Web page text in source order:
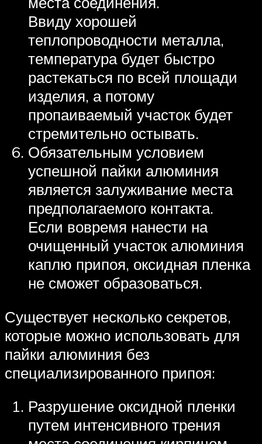
Ввиду хорошей
теплопроводности металла,
температура будет быстро
растекаться по всей площади
изделия, а потому
пропаиваемый участок будет
стремительно остывать.
Обязательным условием
успешной пайки алюминия
является залуживание места
предполагаемого контакта.
Если вовремя нанести на
очищенный участок алюминия
каплю припоя, оксидная пленка
не сможет образоваться.
Существует несколько секретов,
которые можно использовать для
пайки алюминия без
специализированного припоя:
Разрушение оксидной пленки
путем интенсивного трения